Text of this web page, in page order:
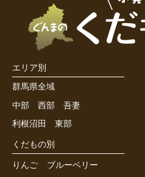
エリア別
群馬県全域
中部
西部
吾妻
利根沼田
東部
くだもの別
りんご
ブルーベリー